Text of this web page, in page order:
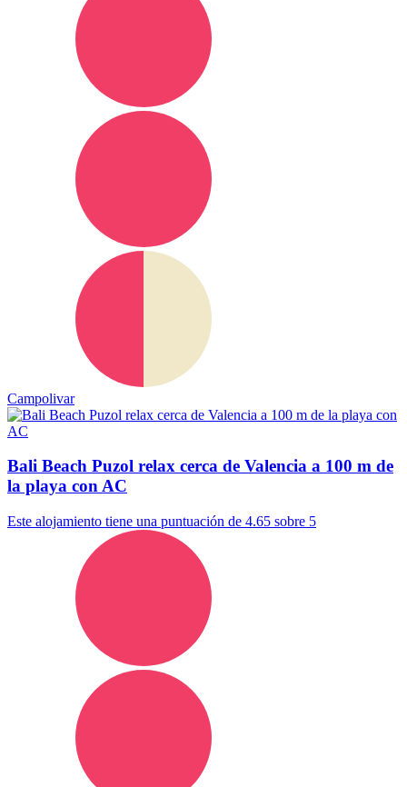
Campolivar
Bali Beach Puzol relax cerca de Valencia a 100 m de
la playa con AC
Este alojamiento tiene una puntuación de 4.65 sobre 5